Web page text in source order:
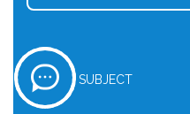
SUBJECT